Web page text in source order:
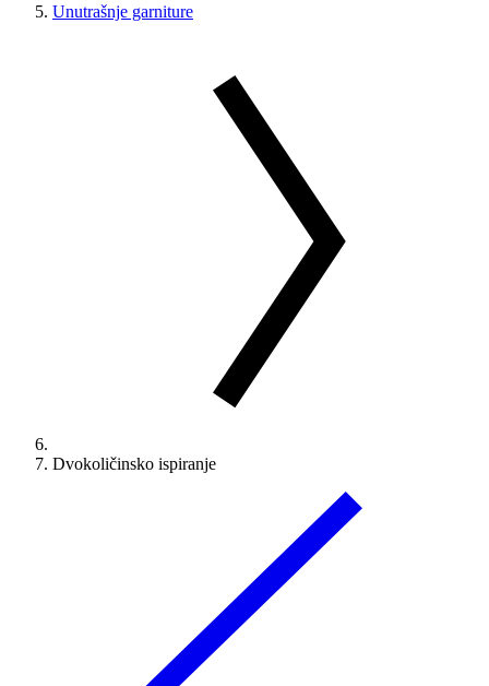
Unutrašnje garniture
Dvokoličinsko ispiranje